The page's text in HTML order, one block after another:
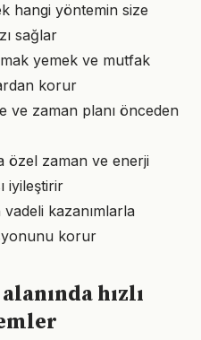
hangi yöntemin size
sağlar
yemek ve mutfak
korur
ve zaman planı önceden
özel zaman ve enerji
iyileştirir
kazanımlarla
korur
hızlı